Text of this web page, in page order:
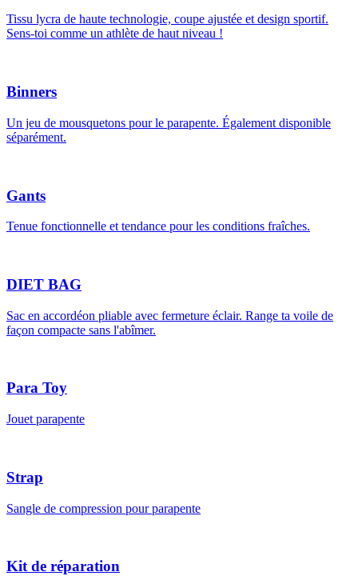
Tissu lycra de haute technologie, coupe ajustée et design sportif.
Sens-toi comme un athlète de haut niveau !
Binners
Un jeu de mousquetons pour le parapente. Également disponible
séparément.
Gants
Tenue fonctionnelle et tendance pour les conditions fraîches.
DIET BAG
Sac en accordéon pliable avec fermeture éclair. Range ta voile de
façon compacte sans l'abîmer.
Para Toy
Jouet parapente
Strap
Sangle de compression pour parapente
Kit de réparation